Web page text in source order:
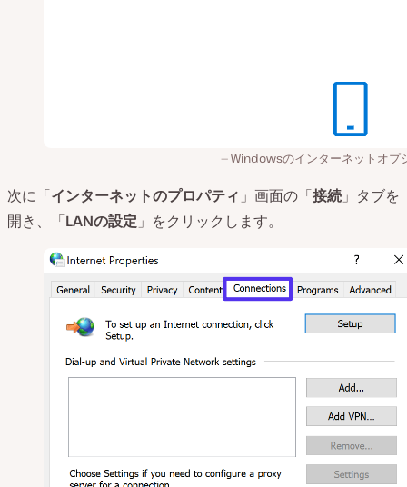
Windowsのインターネットオプ
次に「インターネットのプロパティ 」画面の「接続 」タブを
開き、「LANの設定 」をクリックします。